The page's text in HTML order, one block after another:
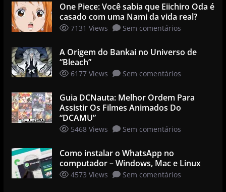
One Piece: Você sabia que Eiichiro Oda é
casado com uma Nami da vida real?
7131 Views Sem comentários
A Origem do Bankai no Universo de
“Bleach”
6177 Views Sem comentários
Guia DCNauta: Melhor Ordem Para
Assistir Os Filmes Animados Do
“DCAMU”
5468 Views Sem comentários
Como instalar o WhatsApp no
computador – Windows, Mac e Linux
4573 Views Sem comentários